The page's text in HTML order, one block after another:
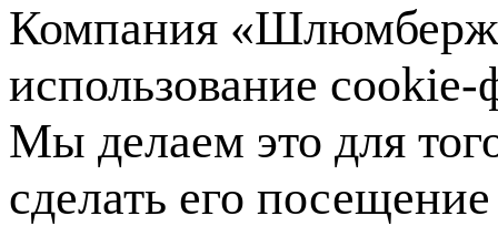
Компания
использование
Мы делаем это для
сделать его